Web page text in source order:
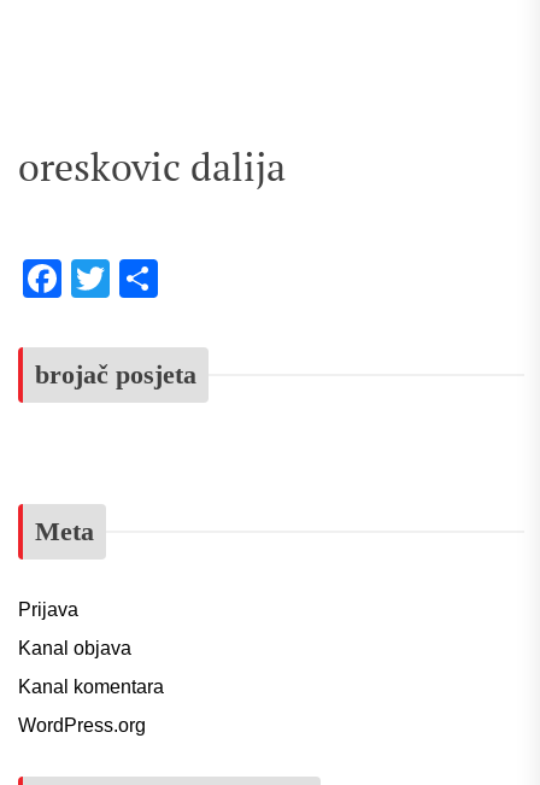
oreskovic dalija
Facebook
Twitter
brojač posjeta
Meta
Prijava
Kanal objava
Kanal komentara
WordPress.org